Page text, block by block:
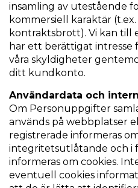
insamling av utestående
kommersiell karaktär
kontraktsbrott). Vi kan till
har ett berättigat
våra skyldigheter
ditt kundkonto.
Användardata och
Om Personuppgifter
används på webbplatser
registrerade informeras
integritetsutlåtande och i
informeras om cookies.
eventuell cookies